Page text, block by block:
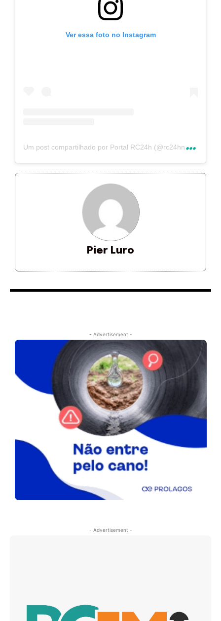
Ver essa foto no Instagram
U
m post compartilhado por Portal RC24h (@rc24hnoticias)
Pier Luro
- Advertisement -
- Advertisement -